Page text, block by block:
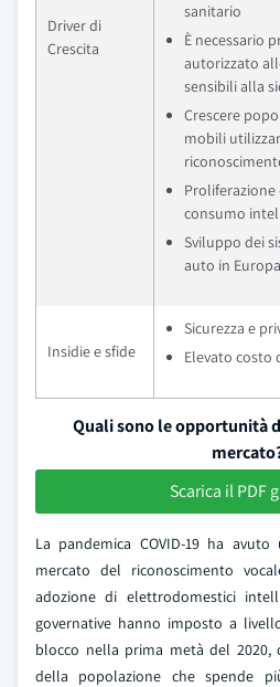
Driver di
Crescita
sanitario
È necessario
autorizzato
sensibili alla
Crescere
mobili
consumo
Sviluppo dei
auto in
Insidie e sfide
Sicurezza e
Elevato costo
Quali sono le opportunità
Scarica il PDF
La pandemica COVID-19 ha
mercato del riconoscimento
adozione di elettrodomestici
governative hanno imposto a
blocco nella prima metà del 2020,
della popolazione che spende